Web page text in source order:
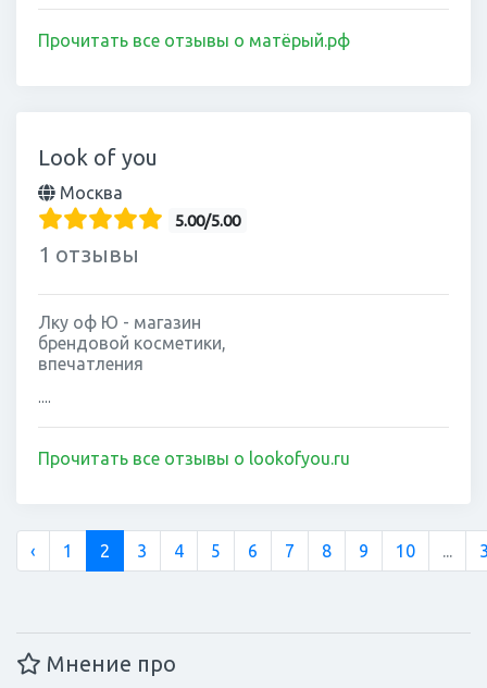
Прочитать все отзывы о матёрый.рф
Look of you
Москва
5.00/5.00
1 отзывы
Лку оф Ю - магазин
брендовой косметики,
впечатления
Прочитать все отзывы о lookofyou.ru
‹ 1 2 3 4 5 6 7 8 9 10
Мнение про